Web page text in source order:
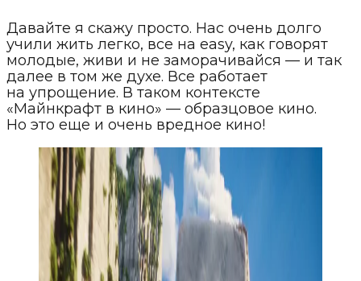
Давайте я скажу просто. Нас очень долго
учили жить легко, все на easy, как говорят
молодые, живи и не заморачивайся — и так
далее в том же духе. Все работает
на упрощение. В таком контексте
«Майнкрафт в кино» — образцовое кино.
Но это еще и очень вредное кино!